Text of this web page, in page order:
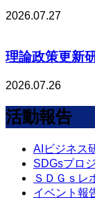
2026.07.27
理論政策更新
2026.07.26
活動報告
AIビジネス
SDGsプロ
ＳＤＧｓレ
イベント報